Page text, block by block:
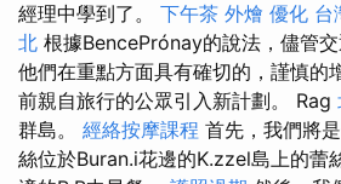
經理中學到了。 下午茶 外燴 優化 台
北 根據BencePrónay的說法，儘管
他們在重點方面具有確切的，謹慎的
前親自旅行的公眾引入新計劃。 Rag
群島。 經絡按摩課程 首先，我們將
絲位於Buran.i花邊的K.zzel島上的蕾